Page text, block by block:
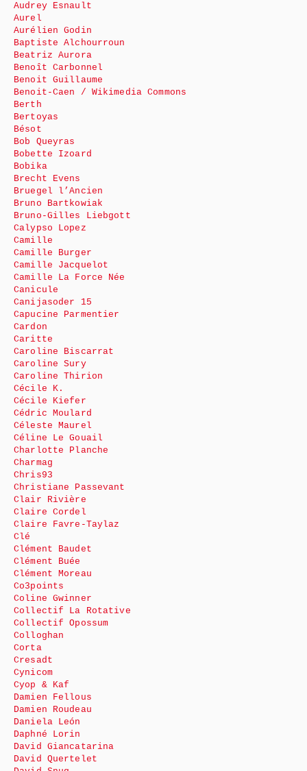
Audrey Esnault
Aurel
Aurélien Godin
Baptiste Alchourroun
Beatriz Aurora
Benoît Carbonnel
Benoit Guillaume
Benoit-Caen / Wikimedia Commons
Berth
Bertoyas
Bésot
Bob Queyras
Bobette Izoard
Bobika
Brecht Evens
Bruegel l’Ancien
Bruno Bartkowiak
Bruno-Gilles Liebgott
Calypso Lopez
Camille
Camille Burger
Camille Jacquelot
Camille La Force Née
Canicule
Canijasoder 15
Capucine Parmentier
Cardon
Caritte
Caroline Biscarrat
Caroline Sury
Caroline Thirion
Cécile K.
Cécile Kiefer
Cédric Moulard
Céleste Maurel
Céline Le Gouail
Charlotte Planche
Charmag
Chris93
Christiane Passevant
Clair Rivière
Claire Cordel
Claire Favre-Taylaz
Clé
Clément Baudet
Clément Buée
Clément Moreau
Co3points
Coline Gwinner
Collectif La Rotative
Collectif Opossum
Colloghan
Corta
Cresadt
Cynicom
Cyop & Kaf
Damien Fellous
Damien Roudeau
Daniela León
Daphné Lorin
David Giancatarina
David Quertelet